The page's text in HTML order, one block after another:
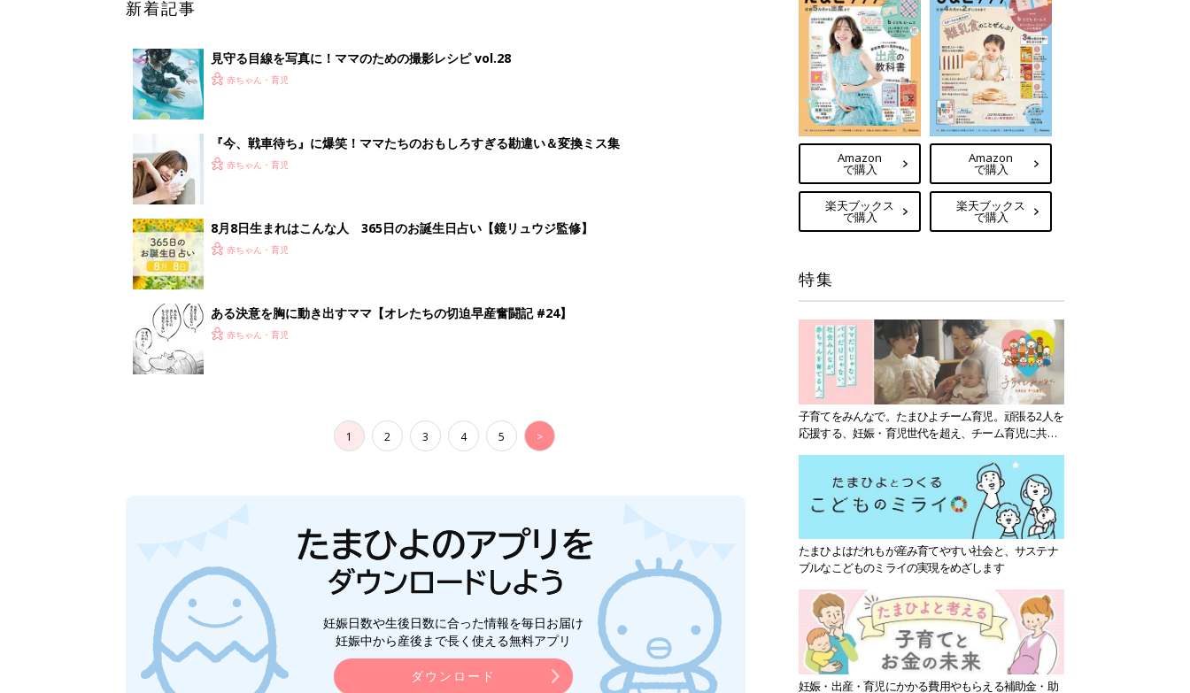
1 2 3 4 5 >
Amazon
で購入
楽天ブックス
で購入
Amazon
で購入
楽天ブックス
で購入
特集
子育てをみんなで。たまひよチーム育児。頑張る2人を
応援する、妊娠・育児世代を超え、チーム育児に共感
たまひよはだれもが産み育てやすい社会と、サステナ
ブルなこどものミライの実現をめざします
妊娠・出産・育児にかかる費用やもらえる補助金・助